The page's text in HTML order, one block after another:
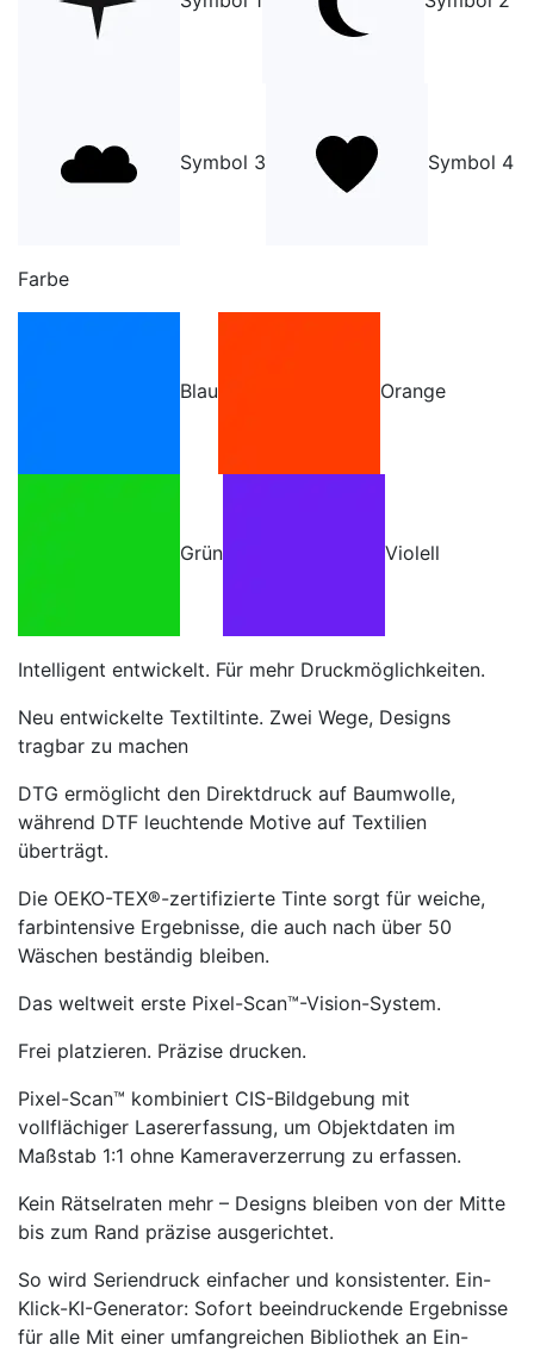
Symbol 3 Symbol 4
Farbe
Blau Orange
Grün Violell
Intelligent entwickelt. Für mehr Druckmöglichkeiten.
Neu entwickelte Textiltinte. Zwei Wege, Designs
tragbar zu machen
DTG ermöglicht den Direktdruck auf Baumwolle,
während DTF leuchtende Motive auf Textilien
überträgt.
Die OEKO-TEX®-zertifizierte Tinte sorgt für weiche,
farbintensive Ergebnisse, die auch nach über 50
Wäschen beständig bleiben.
Das weltweit erste Pixel-Scan™-Vision-System.
Frei platzieren. Präzise drucken.
Pixel-Scan™ kombiniert CIS-Bildgebung mit
vollflächiger Lasererfassung, um Objektdaten im
Maßstab 1:1 ohne Kameraverzerrung zu erfassen.
Kein Rätselraten mehr – Designs bleiben von der Mitte
bis zum Rand präzise ausgerichtet.
So wird Seriendruck einfacher und konsistenter. Ein-
Klick-KI-Generator: Sofort beeindruckende Ergebnisse
für alle Mit einer umfangreichen Bibliothek an Ein-